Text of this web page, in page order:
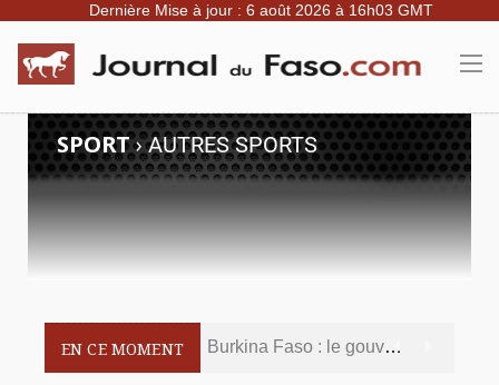
Dernière Mise à jour : 6 août 2026 à 16h03 GMT
SPORT›AUTRES SPORTS
EN CE MOMENT Burkina Faso : le gouvernement met en demeure l’artiste Kosa Pic de retirer de toutes les plateformes, ses contenus jugés contraires aux bonnes mœurs